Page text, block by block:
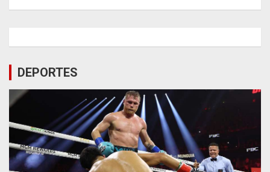
DEPORTES